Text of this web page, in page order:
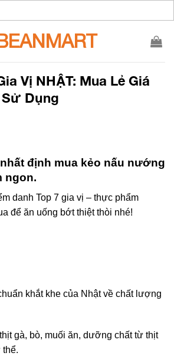
Vị NHẬT: Mua Lẻ Giá
Sử Dụng
định mua kẻo nấu nướng
ngon.
danh Top 7 gia vị – thực phẩm
để ăn uống bớt thiệt thòi nhé!
khắt khe của Nhật về chất lượng
gà, bò, muối ăn, dưỡng chất từ thịt
thể.